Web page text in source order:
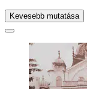
Kevesebb mutatása